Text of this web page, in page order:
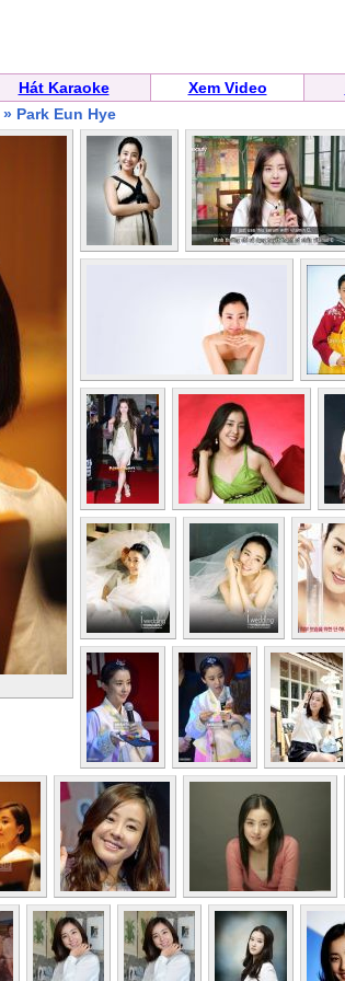
Hát Karaoke Xem Video
» Park Eun Hye